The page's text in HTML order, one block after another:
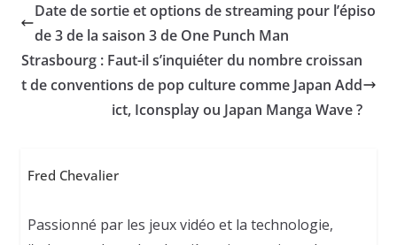
Date de sortie et options de streaming pour l’épiso
de 3 de la saison 3 de One Punch Man
Strasbourg : Faut-il s’inquiéter du nombre croissan
t de conventions de pop culture comme Japan Add
ict, Iconsplay ou Japan Manga Wave ?
Fred Chevalier
Passionné par les jeux vidéo et la technologie,